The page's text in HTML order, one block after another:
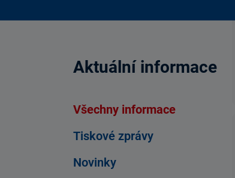
Aktuální informace
Všechny informace
Tiskové zprávy
Novinky